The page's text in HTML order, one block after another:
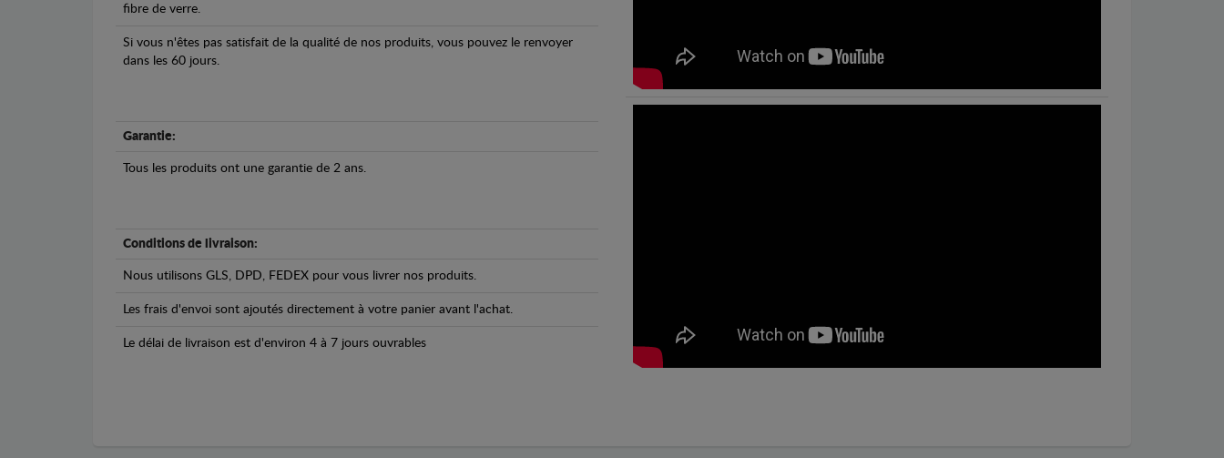
fibre de verre.
Si vous n'êtes pas satisfait de la qualité de nos produits, vous pouvez le renvoyer
dans les 60 jours.
Garantie:
Tous les produits ont une garantie de 2 ans.
Conditions de livraison:
Nous utilisons GLS, DPD, FEDEX pour vous livrer nos produits.
Les frais d'envoi sont ajoutés directement à votre panier avant l'achat.
Le délai de livraison est d'environ 4 à 7 jours ouvrables